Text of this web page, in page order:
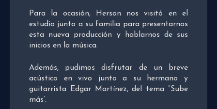
Para la ocasión, Herson nos visitó en el
estudio junto a su familia para presentarnos
esta nueva producción y hablarnos de sus
inicios en la música.
Además, pudimos disfrutar de un breve
acústico en vivo junto a su hermano y
guitarrista Edgar Martínez, del tema “Sube
más’.